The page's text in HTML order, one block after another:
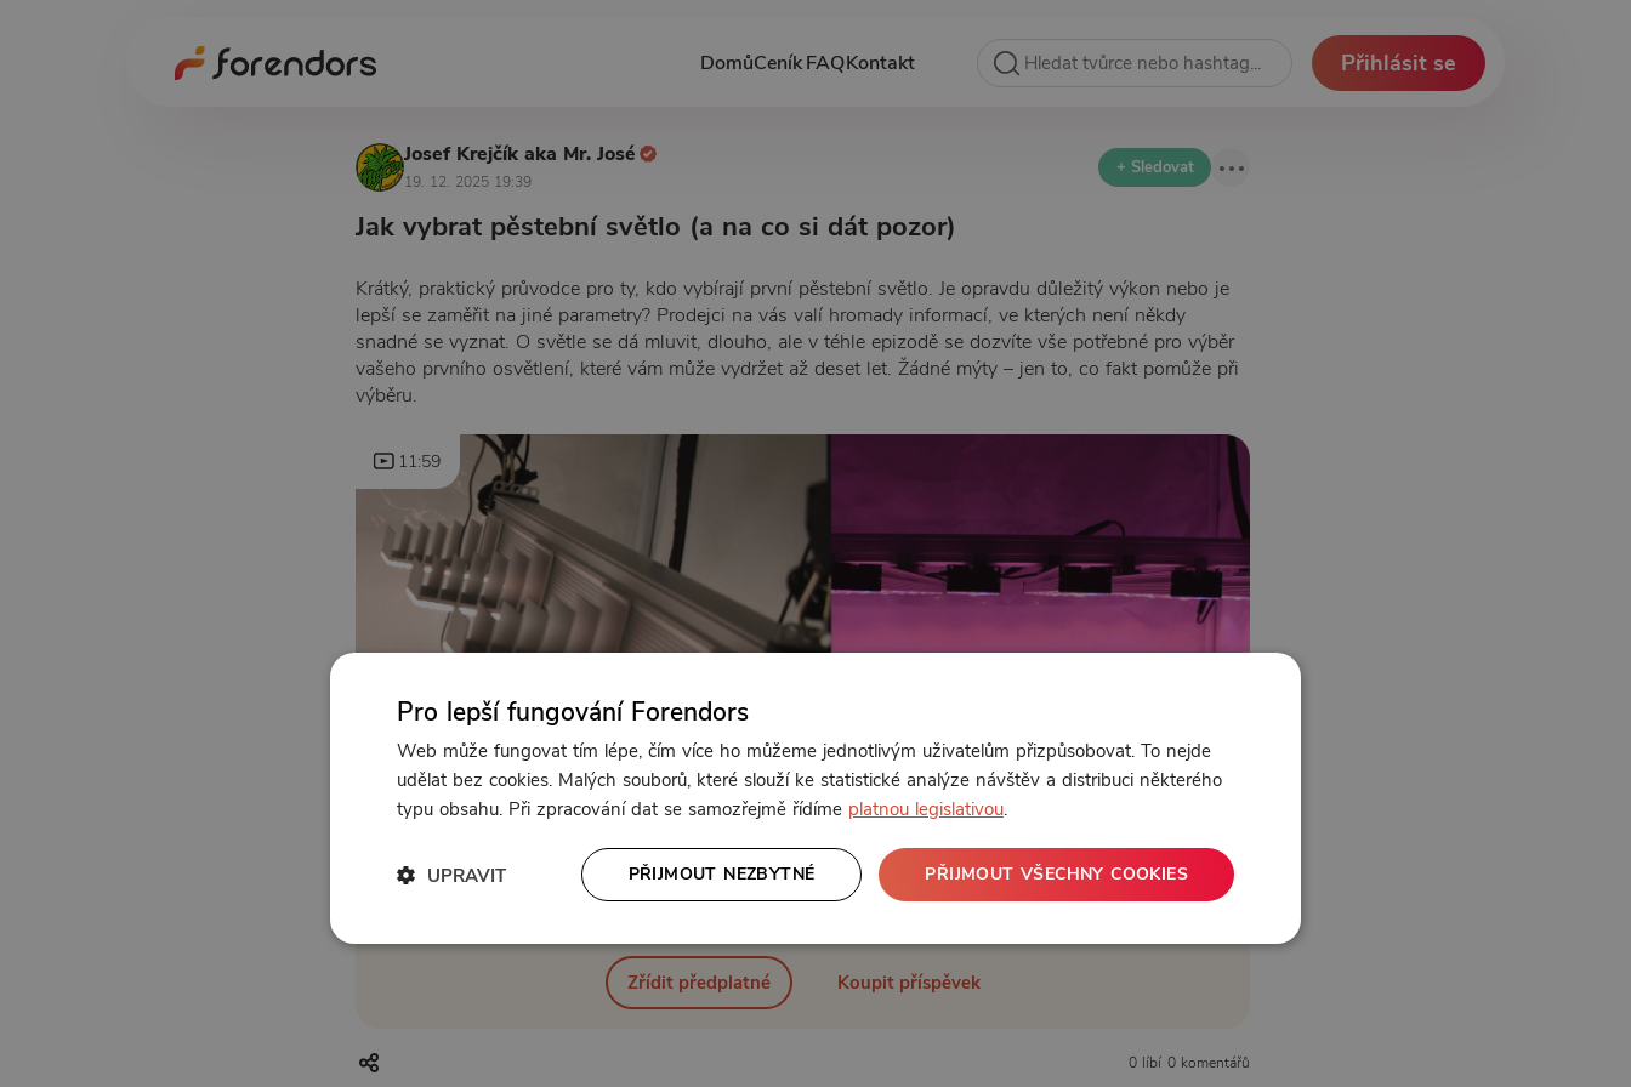
DomůCeníkFAQKontakt Přihlásit se
Josef Krejčík aka Mr. José
19. 12. 2025 19:39
+ Sledovat
Jak vybrat pěstební světlo (a na co si dát pozor)
Krátký, praktický průvodce pro ty, kdo vybírají první pěstební světlo. Je opravdu důležitý výkon nebo je
lepší se zaměřit na jiné parametry? Prodejci na vás valí hromady informací, ve kterých není někdy
snadné se vyznat. O světle se dá mluvit, dlouho, ale v téhle epizodě se dozvíte vše potřebné pro výběr
vašeho prvního osvětlení, které vám může vydržet až deset let. Žádné mýty – jen to, co fakt pomůže při
výběru.
11:59
Od 119 Kč měsíčně nebo 39 Kč jednorázově
Zřídit předplatné Koupit příspěvek
0 líbí 0 komentářů
Pro lepší fungování Forendors
Web může fungovat tím lépe, čím více ho můžeme jednotlivým uživatelům přizpůsobovat. To nejde
udělat bez cookies. Malých souborů, které slouží ke statistické analýze návštěv a distribuci některého
typu obsahu. Při zpracování dat se samozřejmě řídíme platnou legislativou.
PŘIJMOUT VŠECHNY COOKIES
PŘIJMOUT NEZBYTNÉ
UPRAVIT